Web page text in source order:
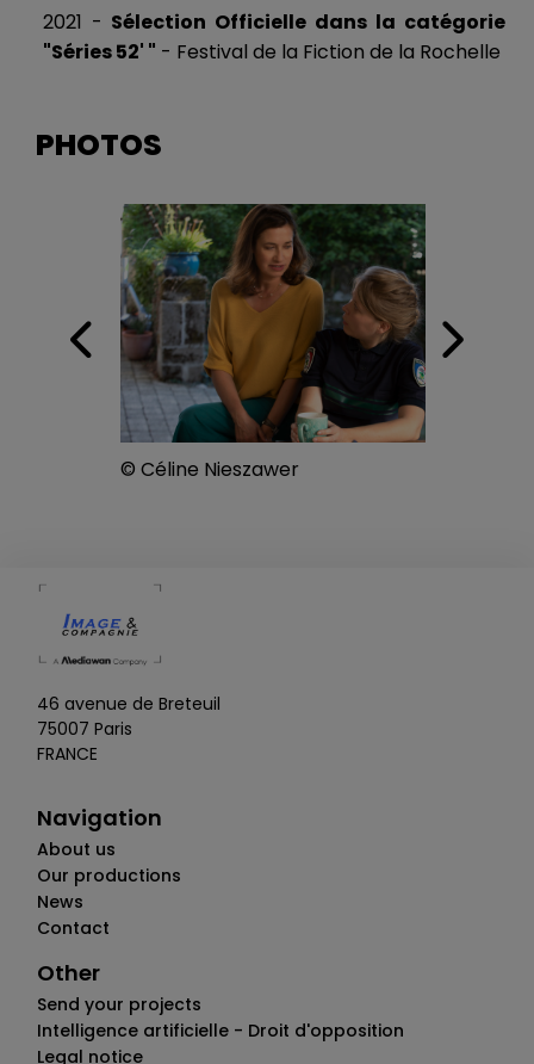
2021 - Sélection Officielle dans la catégorie
"Séries 52' " - Festival de la Fiction de la Rochelle
PHOTOS
© Céline Nieszawer
46 avenue de Breteuil
75007 Paris
FRANCE
Navigation
About us
Our productions
News
Contact
Other
Send your projects
Intelligence artificielle - Droit d'opposition
Legal notice